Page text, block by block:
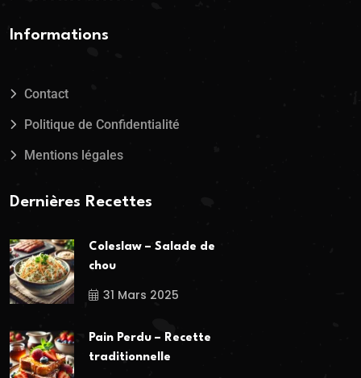
Informations
Contact
Politique de Confidentialité
Mentions légales
Dernières Recettes
Coleslaw – Salade de
chou
31 Mars 2025
Pain Perdu – Recette
traditionnelle